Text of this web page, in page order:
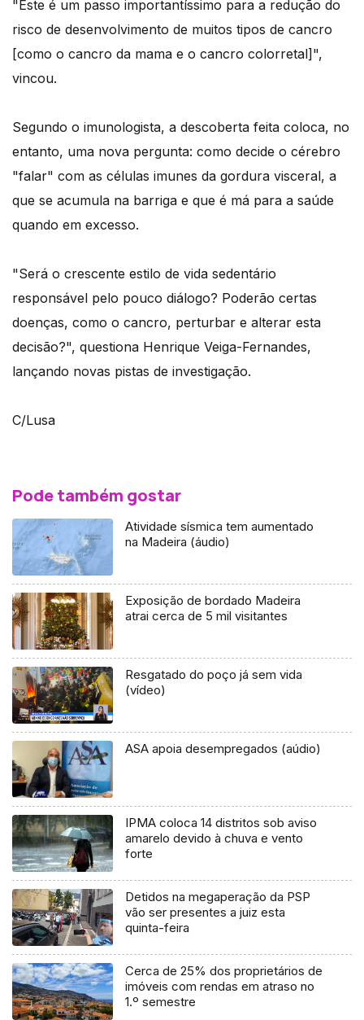
"Este é um passo importantíssimo para a redução do
risco de desenvolvimento de muitos tipos de cancro
[como o cancro da mama e o cancro colorretal]",
vincou.
Segundo o imunologista, a descoberta feita coloca, no
entanto, uma nova pergunta: como decide o cérebro
"falar" com as células imunes da gordura visceral, a
que se acumula na barriga e que é má para a saúde
quando em excesso.
"Será o crescente estilo de vida sedentário
responsável pelo pouco diálogo? Poderão certas
doenças, como o cancro, perturbar e alterar esta
decisão?", questiona Henrique Veiga-Fernandes,
lançando novas pistas de investigação.
C/Lusa
Pode também gostar
Atividade sísmica tem aumentado
na Madeira (áudio)
Exposição de bordado Madeira
atrai cerca de 5 mil visitantes
Resgatado do poço já sem vida
(vídeo)
ASA apoia desempregados (aúdio)
IPMA coloca 14 distritos sob aviso
amarelo devido à chuva e vento
forte
Detidos na megaperação da PSP
vão ser presentes a juiz esta
quinta-feira
Cerca de 25% dos proprietários de
imóveis com rendas em atraso no
1.º semestre